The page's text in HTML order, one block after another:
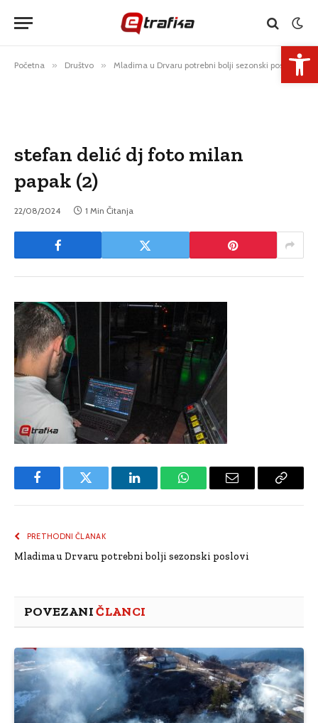
Početna » Društvo » Mladima u Drvaru potrebni bolji sezonski poslovi
stefan delić dj foto milan
papak (2)
22/08/2024 1 Min Čitanja
FacebookTwitter LinkedInWhatsAppEmail
Copy
PRETHODNI ČLANAK
Mladima u Drvaru potrebni bolji sezonski poslovi
POVEZANIČLANCI